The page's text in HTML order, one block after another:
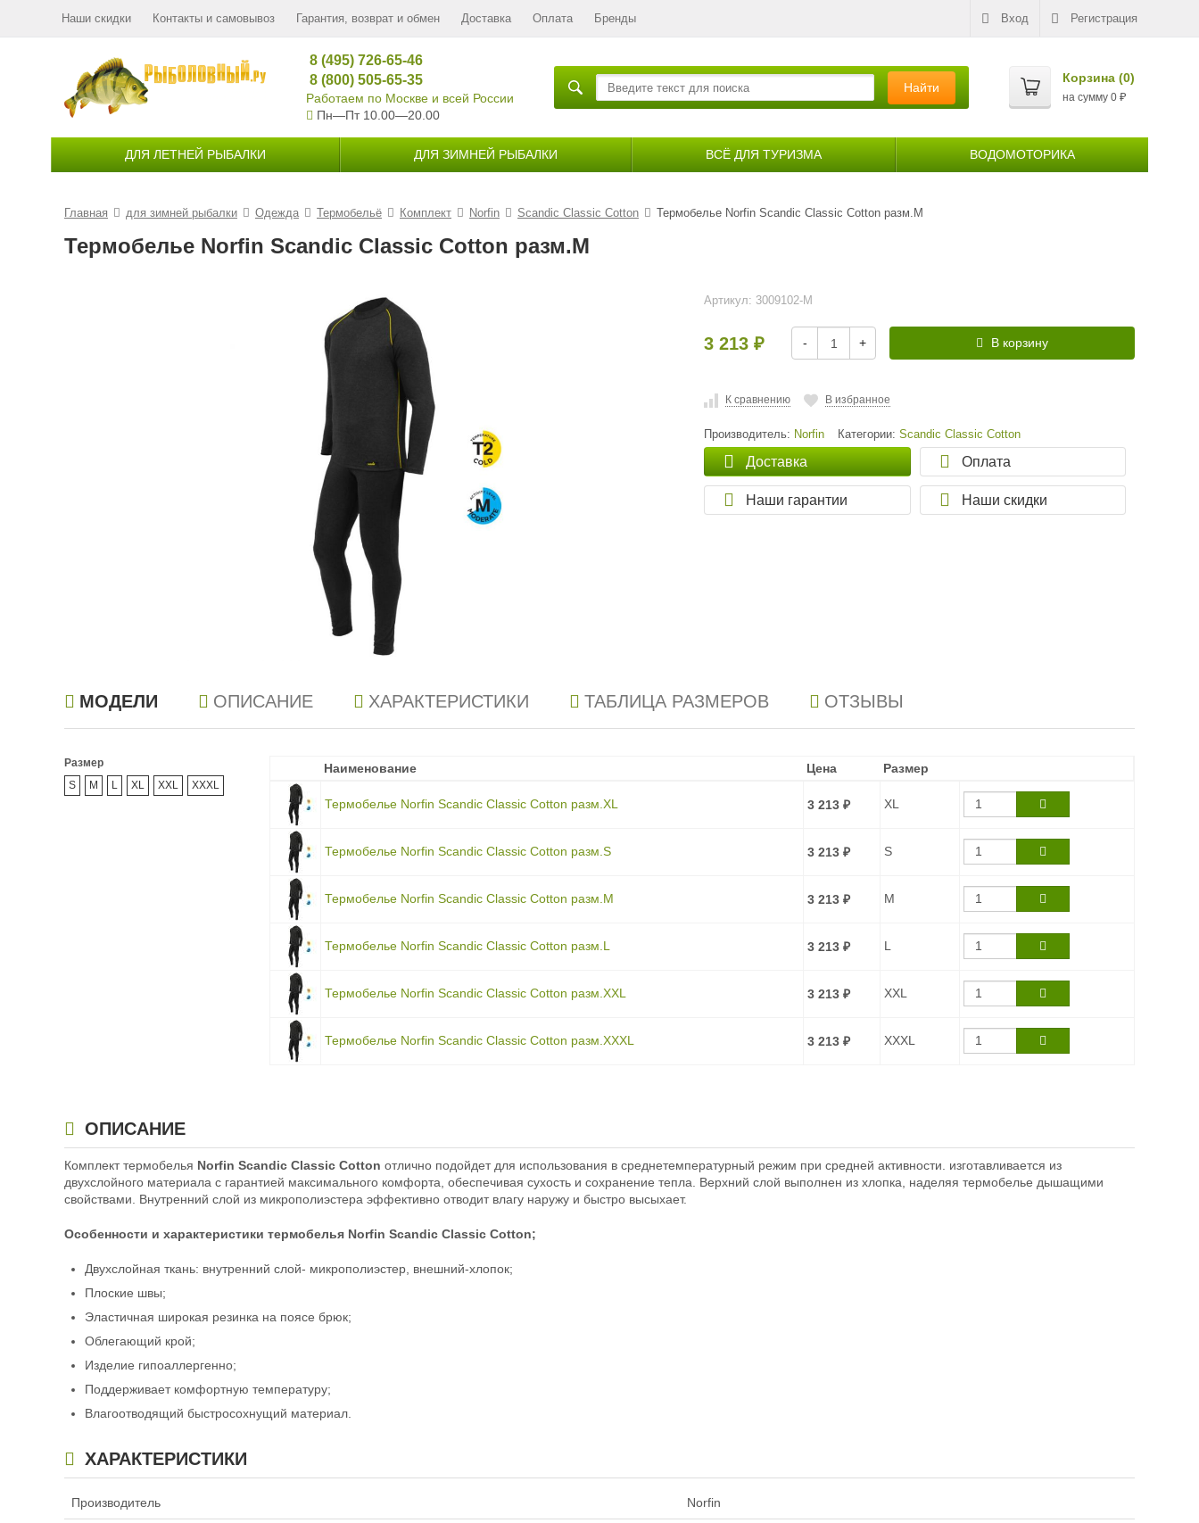
Вход Регистрация
Наши скидки Контакты и самовывоз Гарантия, возврат и обмен Доставка Оплата Бренды
8 (495) 726-65-46
8 (800) 505-65-35
Работаем по Москве и всей России
Пн—Пт 10.00—20.00
Найти
Корзина (0)
на сумму 0 ₽
ДЛЯ ЛЕТНЕЙ РЫБАЛКИ ДЛЯ ЗИМНЕЙ РЫБАЛКИ ВСЁ ДЛЯ ТУРИЗМА ВОДОМОТОРИКА
Главная для зимней рыбалки Одежда Термобельё Комплект Norfin Scandic Classic Cotton Термобелье Norfin Scandic Classic Cotton разм.M
Термобелье Norfin Scandic Classic Cotton разм.M
Артикул: 3009102-M
3 213₽ - + В корзину
К сравнению В избранное
Производитель: Norfin Категории:Scandic Classic Cotton
Доставка Оплата
Наши гарантии Наши скидки
МОДЕЛИ ОПИСАНИЕ ХАРАКТЕРИСТИКИ ТАБЛИЦА РАЗМЕРОВ ОТЗЫВЫ
Размер
S
M L XL XXL XXXL
Наименование Цена Размер
Наименование Цена Размер
Термобелье Norfin Scandic Classic Cotton разм.XL 3 213 ₽ XL
Термобелье Norfin Scandic Classic Cotton разм.S 3 213 ₽ S
Термобелье Norfin Scandic Classic Cotton разм.M 3 213 ₽ M
Термобелье Norfin Scandic Classic Cotton разм.L 3 213 ₽ L
Термобелье Norfin Scandic Classic Cotton разм.XXL 3 213 ₽ XXL
Термобелье Norfin Scandic Classic Cotton разм.XXXL 3 213 ₽ XXXL
ОПИСАНИЕ
Комплект термобелья Norfin Scandic Classic Cotton отлично подойдет для использования в среднетемпературный режим при средней активности. изготавливается из
двухслойного материала с гарантией максимального комфорта, обеспечивая сухость и сохранение тепла. Верхний слой выполнен из хлопка, наделяя термобелье дышащими
свойствами. Внутренний слой из микрополиэстера эффективно отводит влагу наружу и быстро высыхает.
Особенности и характеристики термобелья Norfin Scandic Classic Cotton;
Двухслойная ткань: внутренний слой- микрополиэстер, внешний-хлопок;
Плоские швы;
Эластичная широкая резинка на поясе брюк;
Облегающий крой;
Изделие гипоаллергенно;
Поддерживает комфортную температуру;
Влагоотводящий быстросохнущий материал.
ХАРАКТЕРИСТИКИ
Производитель Norfin